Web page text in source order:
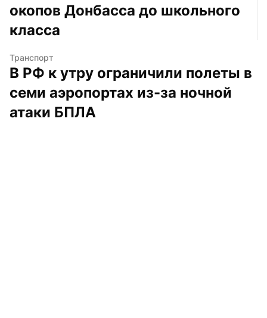
окопов Донбасса до школьного
класса
Транспорт
В РФ к утру ограничили полеты в
семи аэропортах из-за ночной
атаки БПЛА